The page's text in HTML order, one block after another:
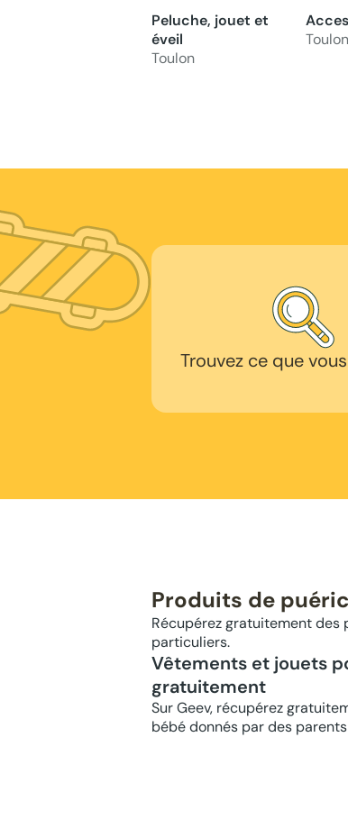
Peluche, jouet et
éveil
Toulon
Toulon
Trouvez ce que
Produits de
Récupérez gratuitement des
particuliers.
Vêtements et jouets
gratuitement
Sur Geev, récupérez
bébé donnés par des